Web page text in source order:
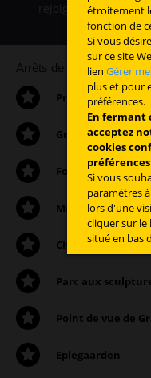
rejoignez les
Arrêts de l’itinéraire:
Projet Gallatin
Grotte aux
Forêt nationale
Mémorial du
Chutes de Sioux
Parc aux
Point de vue de
Eplegaarden
étroitement
fonction de
Si vous
sur ce site
lien Gérer
plus et pour
préférences.
En fermant
acceptez
cookies
Si vous
paramètres
lors d'une
cliquer sur le
situé en bas